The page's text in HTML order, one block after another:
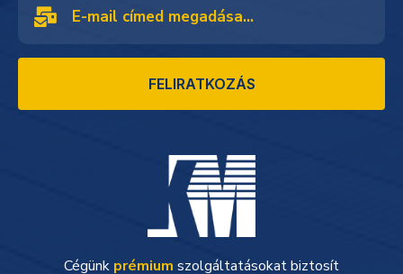
FELIRATKOZÁS
Cégünk prémium szolgáltatásokat biztosít